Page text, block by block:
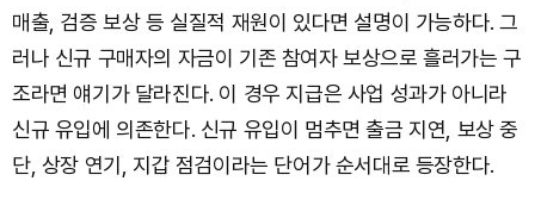
매출, 검증 보상 등 실질적 재원이 있다면 설명이 가능하다. 그
러나 신규 구매자의 자금이 기존 참여자 보상으로 흘러가는 구
조라면 얘기가 달라진다. 이 경우 지급은 사업 성과가 아니라
신규 유입에 의존한다. 신규 유입이 멈추면 출금 지연, 보상 중
단, 상장 연기, 지갑 점검이라는 단어가 순서대로 등장한다.